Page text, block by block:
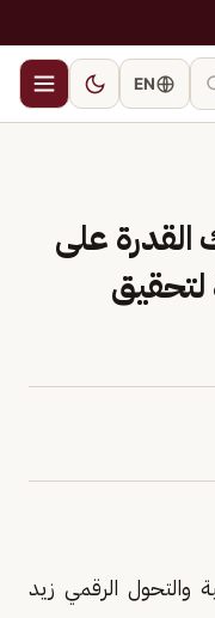
EN
على
لتحقيق
والتحول الرقمي زيد